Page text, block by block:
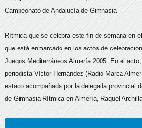
Campeonato de Andalucía de Gimnasia
Rítmica que se celebra este fin de semana en
que está enmarcado en los actos de
Juegos Mediterráneos Almería 2005. En el acto,
periodista Víctor Hernández (Radio Marca
estado acompañada por la delegada provincial
de Gimnasia Rítmica en Almería, Raquel